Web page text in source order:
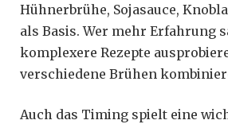
Hühnerbrühe, Sojasauce,
als Basis. Wer mehr Erfahrung
komplexere Rezepte
verschiedene Brühen
Auch das Timing spielt eine